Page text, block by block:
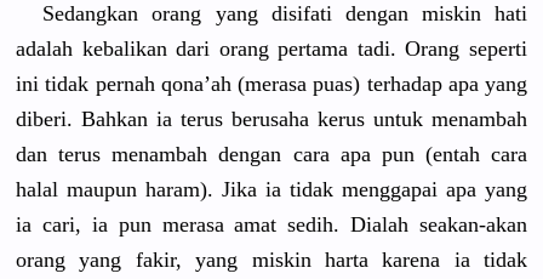
Sedangkan orang yang disifati dengan miskin hati
adalah kebalikan dari orang pertama tadi. Orang seperti
ini tidak pernah qona’ah (merasa puas) terhadap apa yang
diberi. Bahkan ia terus berusaha kerus untuk menambah
dan terus menambah dengan cara apa pun (entah cara
halal maupun haram). Jika ia tidak menggapai apa yang
ia cari, ia pun merasa amat sedih. Dialah seakan-akan
orang yang fakir, yang miskin harta karena ia tidak